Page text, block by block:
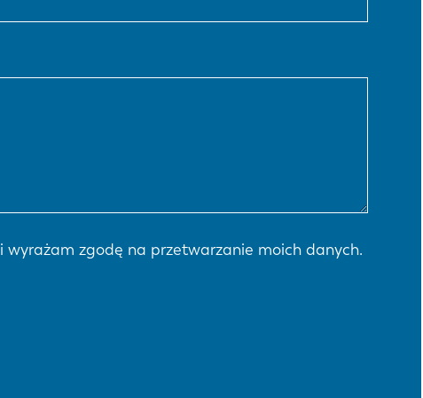
i wyrażam zgodę na przetwarzanie moich danych.
ES PT-PT
KO CN